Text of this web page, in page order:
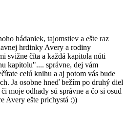
hádaniek, tajomstiev a ešte raz
hrdinky Avery a rodiny
svižne číta a každá kapitola núti
kapitolu".... správne, dej vám
celú knihu a aj potom vás bude
Ja osobne hneď bežím po druhý diel
moje odhady sú správne a čo si osud
Avery ešte prichystá :))